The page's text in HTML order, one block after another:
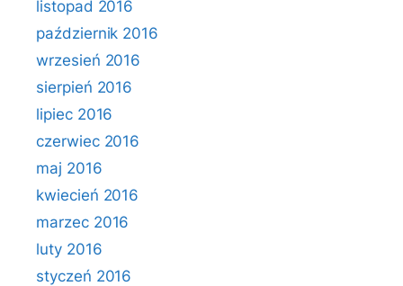
listopad 2016
październik 2016
wrzesień 2016
sierpień 2016
lipiec 2016
czerwiec 2016
maj 2016
kwiecień 2016
marzec 2016
luty 2016
styczeń 2016